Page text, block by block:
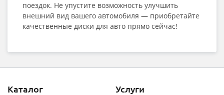
поездок. Не упустите возможность улучшить
внешний вид вашего автомобиля — приобретайте
качественные диски для авто прямо сейчас!
Каталог Услуги